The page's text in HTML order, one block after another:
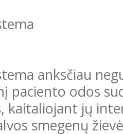
anksčiau
paciento odos
kaitaliojant jų
smegenų